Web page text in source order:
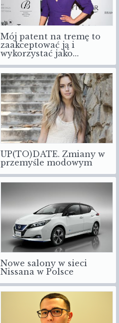
Mój patent na tremę to
zaakceptować ją i
wykorzystać jako…
UP(TO)DATE. Zmiany w
przemyśle modowym
Nowe salony w sieci
Nissana w Polsce